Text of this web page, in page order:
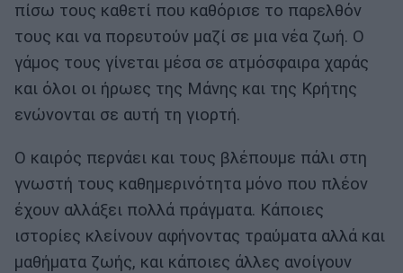
πίσω τους καθετί που καθόρισε το παρελθόν
τους και να πορευτούν μαζί σε μια νέα ζωή. Ο
γάμος τους γίνεται μέσα σε ατμόσφαιρα χαράς
και όλοι οι ήρωες της Μάνης και της Κρήτης
ενώνονται σε αυτή τη γιορτή.
Ο καιρός περνάει και τους βλέπουμε πάλι στη
γνωστή τους καθημερινότητα μόνο που πλέον
έχουν αλλάξει πολλά πράγματα. Κάποιες
ιστορίες κλείνουν αφήνοντας τραύματα αλλά και
μαθήματα ζωής, και κάποιες άλλες ανοίγουν